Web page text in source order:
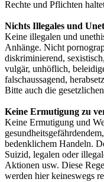
Rechte und Pflichten
Nichts Illegales und
Keine illegalen und
Anhänge. Nicht
diskriminierend,
vulgär, unhöflich,
falschaussagend,
Bitte auch die
Keine Ermutigung zu
Keine Ermutigung und
bedenklichem Handeln.
Suizid, legalen oder
Aktionen usw. Diese
werden hier keineswegs